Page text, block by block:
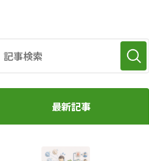
最新記事